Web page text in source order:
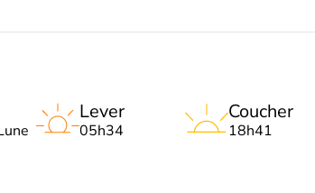
Lever
05h34
Coucher
18h41